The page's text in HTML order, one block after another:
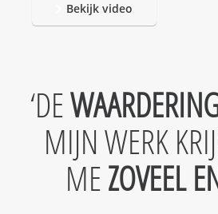
Bekijk video
DE
MIJN WERK
MEZOVEEL